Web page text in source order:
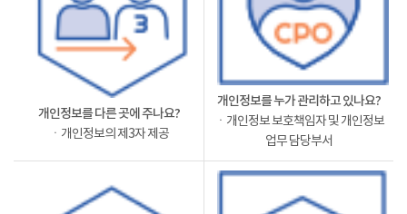
개인정보를 다른 곳에 주나요?
ㆍ개인정보의 제3자 제공
개인정보를 누가 관리하고 있나요?
ㆍ개인정보 보호책임자 및 개인정보
업무 담당부서